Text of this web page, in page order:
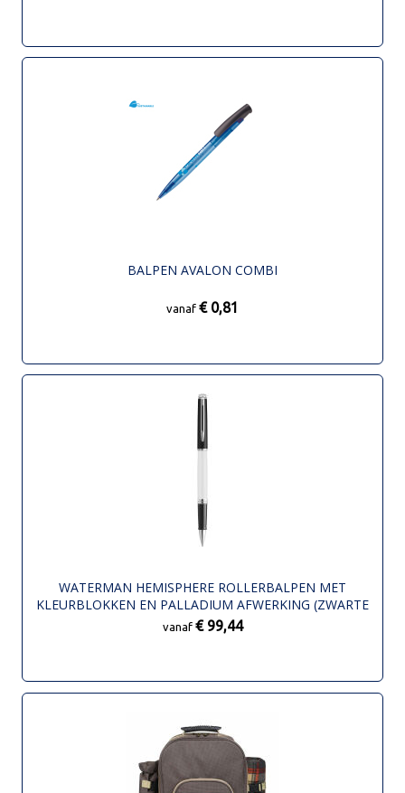
BALPEN AVALON COMBI
vanaf € 0,81
WATERMAN HEMISPHERE ROLLERBALPEN MET
KLEURBLOKKEN EN PALLADIUM AFWERKING (ZWARTE
INKT)
vanaf € 99,44